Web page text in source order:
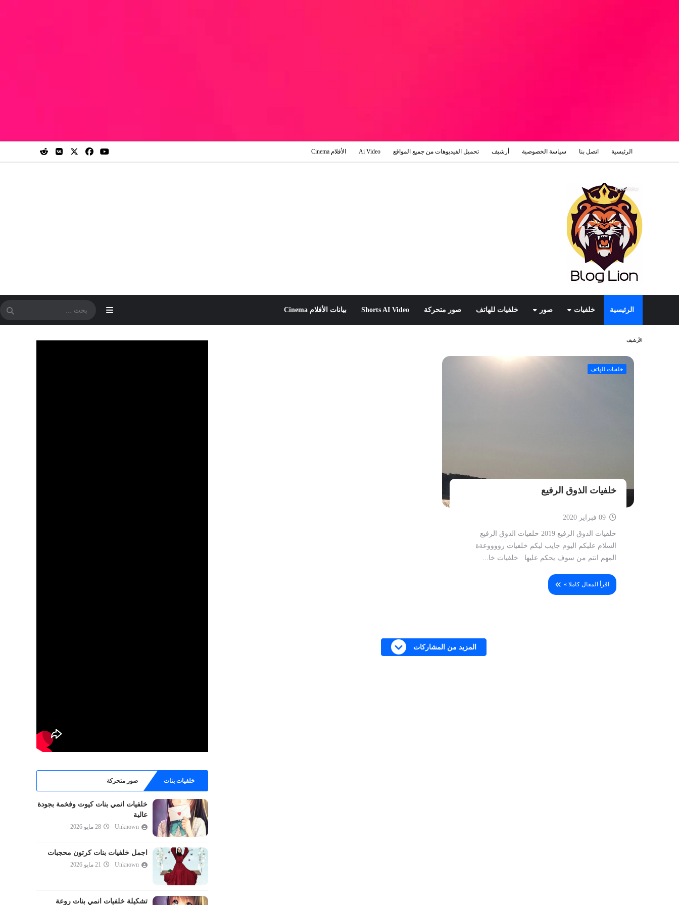
الرئيسية اتصل بنا سياسة الخصوصية أرشيف تحميل الفيديوهات من جميع المواقع Ai Video الأفلام Cinema
الرئيسية خلفيات صور خلفيات للهاتف صور متحركة Shorts AI Video بيانات الأفلام Cinema
الأرشيف
خلفيات للهاتف
خلفيات الذوق الرفيع
خلفيات الذوق الرفيع 2019 خلفيات الذوق الرفيع
السلام عليكم اليوم جايب ليكم خلفيات رووووعةة
المهم انتم من سوف يحكم عليها خلفيات خا...
اقرأ المقال كاملا »
المزيد من المشاركات
خلفيات بنات صور متحركة
خلفيات انمي بنات كيوت وفخمة بجودة
عالية
Unknown 28 مايو 2026
اجمل خلفيات بنات كرتون محجبات
Unknown 21 مايو 2026
تشكيلة خلفيات انمي بنات روعة